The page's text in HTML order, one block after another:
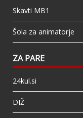
Skavti MB1
Šola za animatorje
ZA PARE
24kul.si
DIŽ